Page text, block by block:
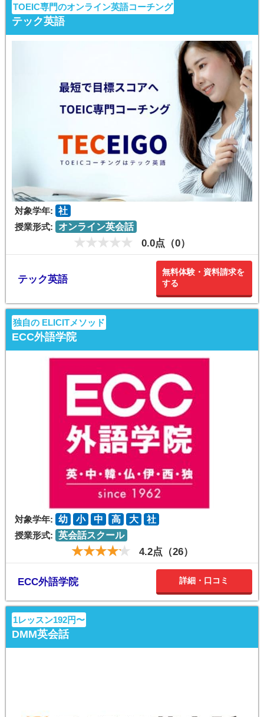
TOEIC専門のオンライン英語コーチング
テック英語
対象学年: 社
授業形式:
オンライン英会話
0.0点（0）
テック英語
無料体験・資料請求を
する
独自の ELICITメソッド
ECC外語学院
対象学年: 幼 小 中 高 大
社
授業形式: 英会話スクール
4.2点（26）
ECC外語学院 詳細・口コミ
1レッスン192円〜
DMM英会話